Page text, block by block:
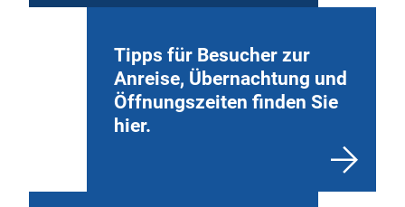
Tipps für Besucher zur
Anreise, Übernachtung und
Öffnungszeiten finden Sie
hier.